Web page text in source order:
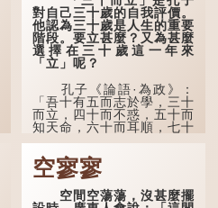
對自己三十歲的自我評價。
他認為三十歲是人生的重要
階段。要立甚麼？又為甚麼
選擇在三十歲這一年來
「立」呢？
孔子《論語·為政》：
「吾十有五而志於學，三十
而立，四十而不惑，五十而
知天命，六十而耳順，七十
在古代，男子一般於二
十歲進行冠禮，冠禮完成後
便是成人，但由於未達壯
年，所以又稱「弱冠」。
空寥寥
空間空蕩蕩，沒甚麼擺